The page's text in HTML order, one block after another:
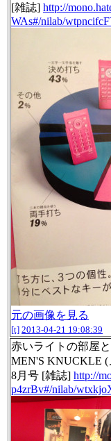
[雑誌] http://
WAs#/nilab/
元の画像を見る
[t] 2013-04-21 19:08:39
赤いライトの部屋
MEN'S KNUCKLE (
8月号 [雑誌] http://
p4zrBv#/nilab/